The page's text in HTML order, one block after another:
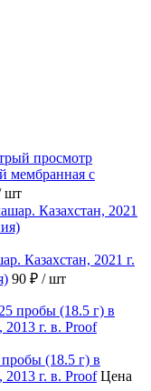
просмотр
мембранная с
шт
Казахстан, 2021 г.
90 ₽ / шт
(18.5 г) в
г. в. Proof Цена